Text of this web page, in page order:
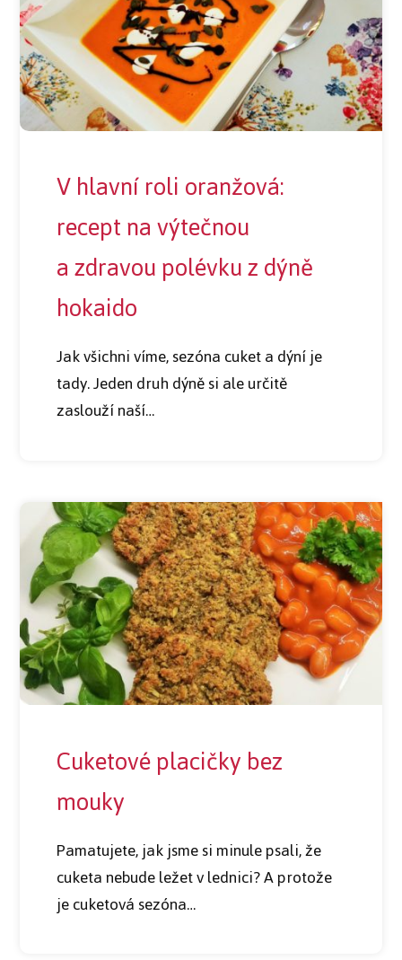
V hlavní roli oranžová:
recept na výtečnou
a zdravou polévku z dýně
hokaido
Jak všichni víme, sezóna cuket a dýní je
tady. Jeden druh dýně si ale určitě
zaslouží naší…
Cuketové placičky bez
mouky
Pamatujete, jak jsme si minule psali, že
cuketa nebude ležet v lednici? A protože
je cuketová sezóna…